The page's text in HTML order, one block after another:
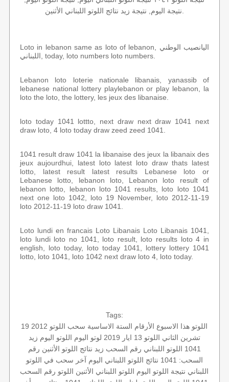
Loto in lebanon same as loto of lebanon, اليانصيب الوطني
اللبناني, today, loto numbers loto numbers.
Lebanon loto loterie nationale libanais, yanassib of
lebanese national lottery playlebanon or play lebanon, la
loto the loto, the lottery, les jeux des libanaise.
loto today 1041 lottto, next draw next draw 1041 next
draw loto, 4 loto today draw zeed zeed 1041.
1041 result draw 1041 la libanaise des jeux la libanaix des
jeux aujourdhui, latest loto latest loto draw thats latest
lotto, latest result latest results Lebanese loto or
Lebanese lotto, lebanon loto, Lebanon loto result of
lebanon lotto, lebanon loto 1041 results, loto loto 1041
next one loto 1042, loto 19 November, loto 2012-11-19
loto 2012-11-19 loto draw 1041.
Loto lundi en francais Loto Libanais Loto Libanais 1041,
loto lundi loto no 1041, loto result, loto results loto 4 in
english, loto today, loto today 1041, lottery lottery 1041
lotto, loto 1041, loto 1042 next draw loto 4, loto today.
Tags:
اللوتو هذا الاسبوع الأرقام الستة الاساسية
سحب اللوتو 2012 19
تشرين الثاني اللوتو 13 ايار 2019 لوتو اليوم اللوتو اليوم زيد
1041 اللوتو اللبناني رقم السحب زيد نتائج اللوتو الأثنين رقم
السحب: 1041
نتائج اللوتو اللبناني اليوم آخر سحب في اللوتو
اللبناني نتيجة اللوتو اليوم اللوتو اللبناني الأثنين اللوتو رقم السحب